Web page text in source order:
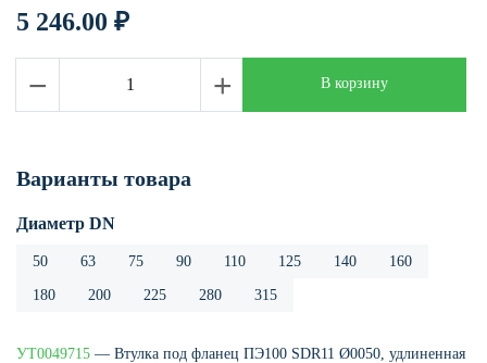
5 246.00 ₽
− + В корзину
Варианты товара
Диаметр DN
50 63 75 90 110 125 140 160
180 200 225 280 315
УТ0049715 — Втулка под фланец ПЭ100 SDR11 Ø0050, удлиненная